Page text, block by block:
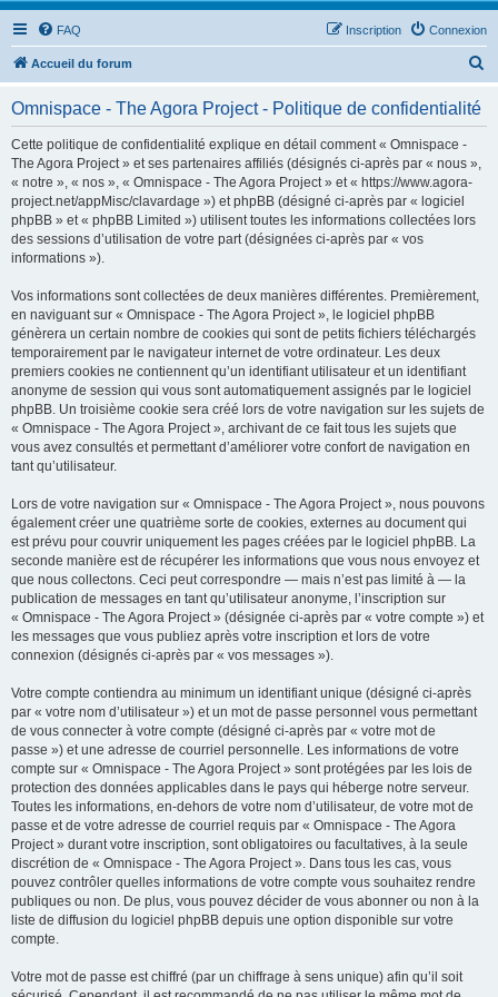
FAQ Connexion
Inscription
Accueil du forum
Omnispace - The Agora Project - Politique de confidentialité
Cette politique de confidentialité explique en détail comment « Omnispace -
The Agora Project » et ses partenaires affiliés (désignés ci-après par « nous »,
« notre », « nos », « Omnispace - The Agora Project » et « https://www.agora-
project.net/appMisc/clavardage ») et phpBB (désigné ci-après par « logiciel
phpBB » et « phpBB Limited ») utilisent toutes les informations collectées lors
des sessions d’utilisation de votre part (désignées ci-après par « vos
informations »).
Vos informations sont collectées de deux manières différentes. Premièrement,
en naviguant sur « Omnispace - The Agora Project », le logiciel phpBB
génèrera un certain nombre de cookies qui sont de petits fichiers téléchargés
temporairement par le navigateur internet de votre ordinateur. Les deux
premiers cookies ne contiennent qu’un identifiant utilisateur et un identifiant
anonyme de session qui vous sont automatiquement assignés par le logiciel
phpBB. Un troisième cookie sera créé lors de votre navigation sur les sujets de
« Omnispace - The Agora Project », archivant de ce fait tous les sujets que
vous avez consultés et permettant d’améliorer votre confort de navigation en
tant qu’utilisateur.
Lors de votre navigation sur « Omnispace - The Agora Project », nous pouvons
également créer une quatrième sorte de cookies, externes au document qui
est prévu pour couvrir uniquement les pages créées par le logiciel phpBB. La
seconde manière est de récupérer les informations que vous nous envoyez et
que nous collectons. Ceci peut correspondre — mais n’est pas limité à — la
publication de messages en tant qu’utilisateur anonyme, l’inscription sur
« Omnispace - The Agora Project » (désignée ci-après par « votre compte ») et
les messages que vous publiez après votre inscription et lors de votre
connexion (désignés ci-après par « vos messages »).
Votre compte contiendra au minimum un identifiant unique (désigné ci-après
par « votre nom d’utilisateur ») et un mot de passe personnel vous permettant
de vous connecter à votre compte (désigné ci-après par « votre mot de
passe ») et une adresse de courriel personnelle. Les informations de votre
compte sur « Omnispace - The Agora Project » sont protégées par les lois de
protection des données applicables dans le pays qui héberge notre serveur.
Toutes les informations, en-dehors de votre nom d’utilisateur, de votre mot de
passe et de votre adresse de courriel requis par « Omnispace - The Agora
Project » durant votre inscription, sont obligatoires ou facultatives, à la seule
discrétion de « Omnispace - The Agora Project ». Dans tous les cas, vous
pouvez contrôler quelles informations de votre compte vous souhaitez rendre
publiques ou non. De plus, vous pouvez décider de vous abonner ou non à la
liste de diffusion du logiciel phpBB depuis une option disponible sur votre
compte.
Votre mot de passe est chiffré (par un chiffrage à sens unique) afin qu’il soit